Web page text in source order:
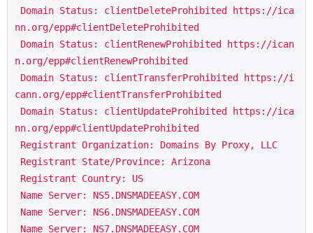
nn.org/epp#clientDeleteProhibited
n.org/epp#clientRenewProhibited
cann.org/epp#clientTransferProhibited
nn.org/epp#clientUpdateProhibited
Registrant Organization: Domains By Proxy, LLC
Registrant State/Province: Arizona
Registrant Country: US
Name Server: NS5.DNSMADEEASY.COM
Name Server: NS6.DNSMADEEASY.COM
Name Server: NS7.DNSMADEEASY.COM